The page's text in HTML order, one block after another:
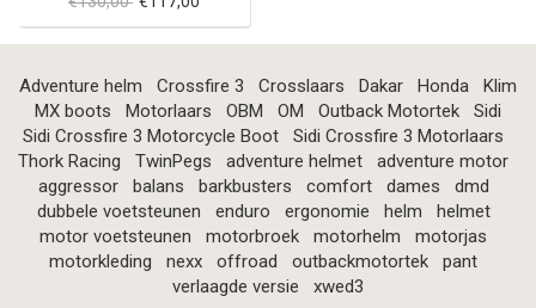
Adventure helm Crossfire 3 Crosslaars Dakar Honda
Klim
MX boots
Motorlaars OBM OM Outback Motortek
Sidi
Sidi Crossfire 3 Motorcycle Boot
Sidi Crossfire 3 Motorlaars
Thork Racing
TwinPegs adventure helmet
adventure motor
aggressor
balans barkbusters comfort dames
dmd
dubbele voetsteunen
enduro ergonomie helm
helmet
motor voetsteunen
motorbroek motorhelm
motorjas
motorkleding
nexx offroad outbackmotortek
pant
verlaagde versie
xwed3